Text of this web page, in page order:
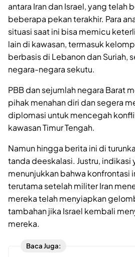
antara Iran dan Israel, yang telah
beberapa pekan terakhir. Para
situasi saat ini bisa memicu
lain di kawasan, termasuk
berbasis di Lebanon dan Suriah,
negara-negara sekutu.
PBB dan sejumlah negara Barat
pihak menahan diri dan segera
diplomasi untuk mencegah
kawasan Timur Tengah.
Namun hingga berita ini di
tanda deeskalasi. Justru,
menunjukkan bahwa konfrontasi
terutama setelah militer Iran
mereka telah menyiapkan
tambahan jika Israel kembali
mereka.
Baca Juga: